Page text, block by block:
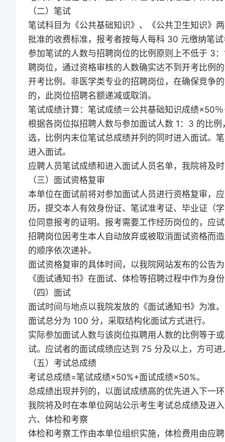
（二）笔试
笔试科目为《公共基础知识》、《公共卫生知识》
批准的收费标准，报考者按每人每科 30 元缴纳笔
参加笔试的人数与招聘岗位的比例原则上不低于 3
聘岗位，通过资格审核的人数确实达不到开考比例
开考比例。非医学类专业的招聘岗位，在确保竞争
的，此岗位招聘名额递减或取消。
笔试成绩计算：笔试成绩＝公共基础知识成绩×50
根据各岗位拟招聘人数与参加面试人数 1：3 的比
选，比例内末位笔试总成绩并列的同时进入面试。
进入面试。
应聘人员笔试成绩和进入面试人员名单，我院将及
（三）面试资格复审
本单位在面试前将对参加面试人员进行资格复审，
历，提交本人有效身份证、笔试准考证、毕业证（
位同意报考的证明。报考需要工作经历岗位的，应
招聘岗位因考生本人自动放弃或被取消面试资格而
的顺序依次递补。
面试资格复审的具体时间，以我院网站发布的公告
《面试通知书》在面试、体检等招聘过程中作为身
（四）面试
面试时间与地点以我院发放的《面试通知书》为准。
面试总分为 100 分，采取结构化面试方式进行。
实际参加面试人数与该岗位拟聘用人数的比例等于
试。应试者的面试成绩应达到 75 分及以上，方可
（五）考试总成绩
考试总成绩=笔试成绩×50%+面试成绩×50%。
总成绩出现并列的，以面试成绩高的优先进入下一
我院将及时在本单位网站公示考生考试总成绩及进
六、体检和考察
体检和考察工作由本单位组织实施，体检费用由应